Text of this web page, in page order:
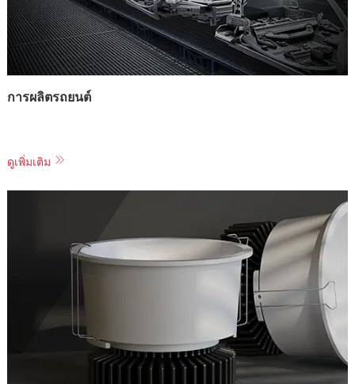
การผลิตรถยนต์
ดูเพิ่มเติม